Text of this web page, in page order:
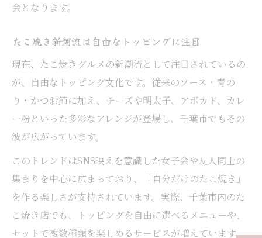
会となります。
たこ焼き新潮流は自由なトッピングに注目
現在、たこ焼きグルメの新潮流として注目されているの
が、自由なトッピング文化です。従来のソース・青の
り・かつお節に加え、チーズや明太子、アボカド、カレ
ー粉といった多彩なアレンジが登場し、千葉市でもその
波が広がっています。
このトレンドはSNS映えを意識した女子会や友人同士の
集まりを中心に広まっており、「自分だけのたこ焼き」
を作る楽しさが支持されています。実際、千葉市内のた
こ焼き店でも、トッピングを自由に選べるメニューや、
セットで複数種類を楽しめるサービスが増えています。